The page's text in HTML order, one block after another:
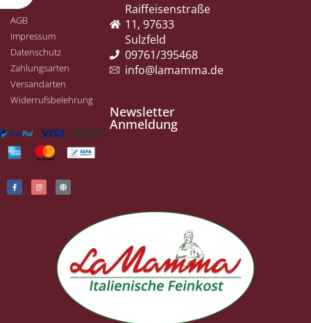
Raiffeisenstraße
11, 97633
Sulzfeld
09761/395468
info@lamamma.de
Newsletter
Anmeldung
AGB
Impressum
Datenschutz
Zahlungsarten
Versandarten
Widerrufsbelehrung